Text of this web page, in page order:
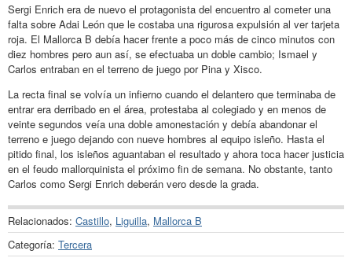
Sergi Enrich era de nuevo el protagonista del encuentro al cometer una
falta sobre Adai León que le costaba una rigurosa expulsión al ver tarjeta
roja. El Mallorca B debía hacer frente a poco más de cinco minutos con
diez hombres pero aun así, se efectuaba un doble cambio; Ismael y
Carlos entraban en el terreno de juego por Pina y Xisco.
La recta final se volvía un infierno cuando el delantero que terminaba de
entrar era derribado en el área, protestaba al colegiado y en menos de
veinte segundos veía una doble amonestación y debía abandonar el
terreno e juego dejando con nueve hombres al equipo isleño. Hasta el
pitido final, los isleños aguantaban el resultado y ahora toca hacer justicia
en el feudo mallorquinista el próximo fin de semana. No obstante, tanto
Carlos como Sergi Enrich deberán vero desde la grada.
Relacionados: Castillo, Liguilla, Mallorca B
Categoría: Tercera